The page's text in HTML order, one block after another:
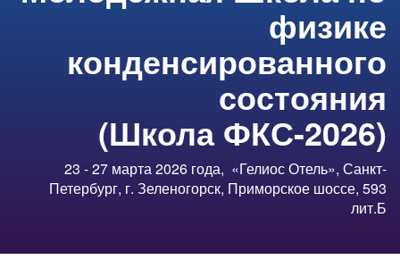
физике
конденсированного
состояния
(Школа ФКС-2026)
23 - 27 марта 2026 года, «Гелиос Отель», Санкт-
Петербург, г. Зеленогорск, Приморское шоссе, 593
лит.Б